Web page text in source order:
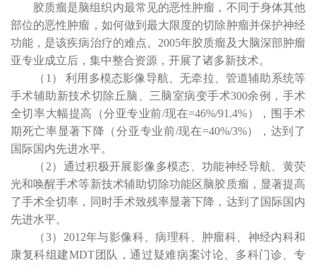
胶质瘤是脑组织内最常见的恶性肿瘤，不同于身体其他
部位的恶性肿瘤，如何做到最大限度的切除肿瘤并保护神经
功能，是该疾病治疗的难点。 2005年胶质瘤及大脑深部肿瘤
亚专业成立后，集中整合资源，开展了诸多新技术。
（ 1 ） 利用多模态影像导航、无牵拉、管道辅助系统等
手术辅助新技术切除丘脑、三脑室病变手术300余例，手术
全切率大幅提高（分亚专业前/现在=46%/91.4%），围手术
期死亡率显著下降（分亚专业前/现在=40%/3%），达到了
国际国内先进水平。
（ 2）通过积极开展影像多模态、功能神经导航、黄荧
光和唤醒手术等新技术辅助切除功能区脑胶质瘤，显著提高
了手术全切率，同时手术致残率显著下降，达到了国际国内
先进水平。
（3） 2012年与影像科、病理科、肿瘤科、神经内科和
康复科组建MDT团队，通过疑难病案讨论、多科门诊、专